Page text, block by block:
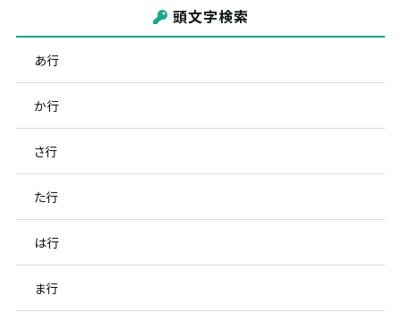
頭文字検索
あ行
か行
さ行
た行
は行
ま行